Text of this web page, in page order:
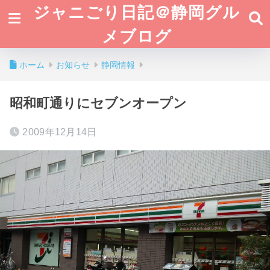
ジャニごり日記＠静岡グル
メブログ
ホーム お知らせ 静岡情報
昭和町通りにセブンオープン
2009年12月14日